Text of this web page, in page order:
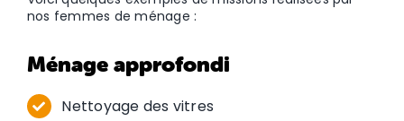
nos femmes de ménage :
Ménage approfondi
Nettoyage des vitres